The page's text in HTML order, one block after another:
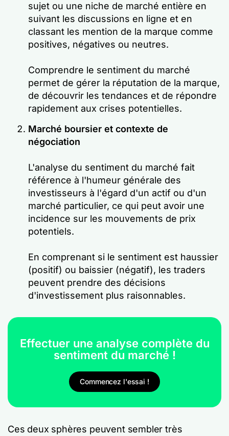
sujet ou une niche de marché entière en
suivant les discussions en ligne et en
classant les mention de la marque comme
positives, négatives ou neutres.
Comprendre le sentiment du marché
permet de gérer la réputation de la marque,
de découvrir les tendances et de répondre
rapidement aux crises potentielles.
Marché boursier et contexte de
négociation
L'analyse du sentiment du marché fait
référence à l'humeur générale des
investisseurs à l'égard d'un actif ou d'un
marché particulier, ce qui peut avoir une
incidence sur les mouvements de prix
potentiels.
En comprenant si le sentiment est haussier
(positif) ou baissier (négatif), les traders
peuvent prendre des décisions
d'investissement plus raisonnables.
Effectuer une analyse complète du
sentiment du marché !
Commencez l'essai !
Ces deux sphères peuvent sembler très